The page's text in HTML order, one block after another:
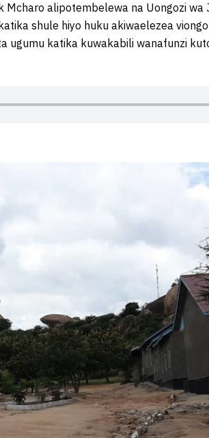
Mcharo alipotembelewa na Uongozi wa
shule hiyo huku akiwaelezea
ugumu katika kuwakabili wanafunzi